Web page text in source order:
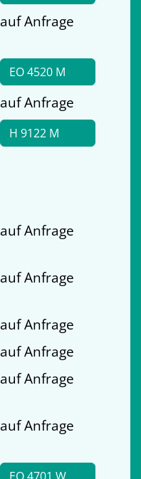
auf Anfrage
EO 4520 M
auf Anfrage
H 9122 M
auf Anfrage
auf Anfrage
auf Anfrage
auf Anfrage
auf Anfrage
auf Anfrage